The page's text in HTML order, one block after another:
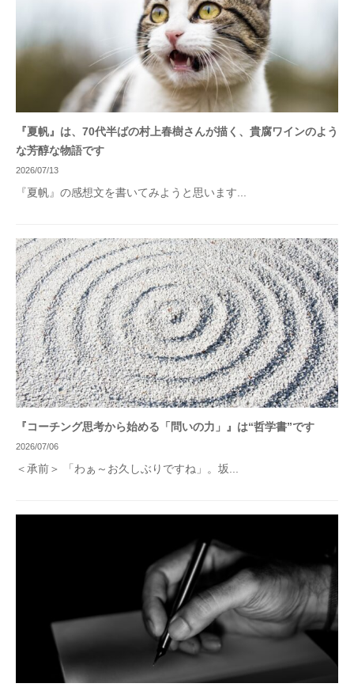
『夏帆』は、70代半ばの村上春樹さんが描く、貴腐ワインのよう
な芳醇な物語です
2026/07/13
『夏帆』の感想文を書いてみようと思います...
『コーチング思考から始める「問いの力」』は“哲学書”です
2026/07/06
＜承前＞ 「わぁ～お久しぶりですね」。坂...